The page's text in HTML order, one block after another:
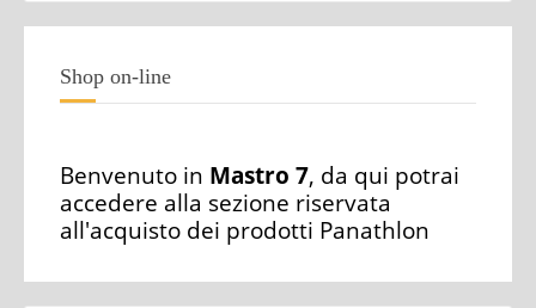
Shop on-line
Benvenuto in Mastro 7, da qui potrai
accedere alla sezione riservata
all'acquisto dei prodotti Panathlon